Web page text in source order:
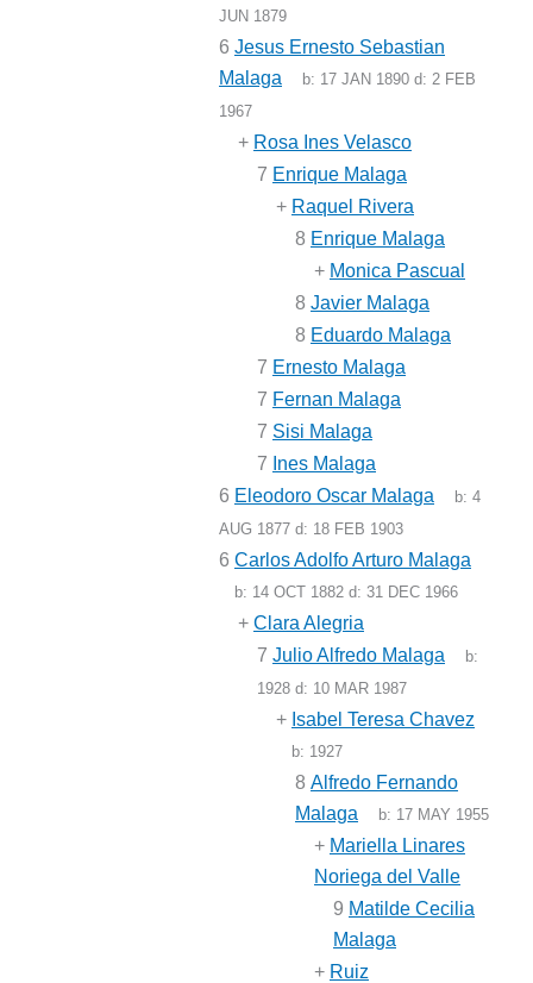
JUN 1879
6 Jesus Ernesto Sebastian
Malaga
b: 17 JAN 1890 d:2 FEB
1967
+ Rosa Ines Velasco
7 Enrique Malaga
+ Raquel Rivera
8 Enrique Malaga
+ Monica Pascual
8 Javier Malaga
8 Eduardo Malaga
7 Ernesto Malaga
7 Fernan Malaga
7 Sisi Malaga
7 Ines Malaga
6 Eleodoro Oscar Malaga b:4
AUG 1877 d: 18 FEB 1903
6 Carlos Adolfo Arturo Malaga
b: 14 OCT 1882 d:31 DEC 1966
+ Clara Alegria
7 Julio Alfredo Malaga
b:
1928 d: 10 MAR 1987
+ Isabel Teresa Chavez
b: 1927
8 Alfredo Fernando
Malaga
b: 17 MAY 1955
+ Mariella Linares
Noriega del Valle
9 Matilde Cecilia
Malaga
+ Ruiz